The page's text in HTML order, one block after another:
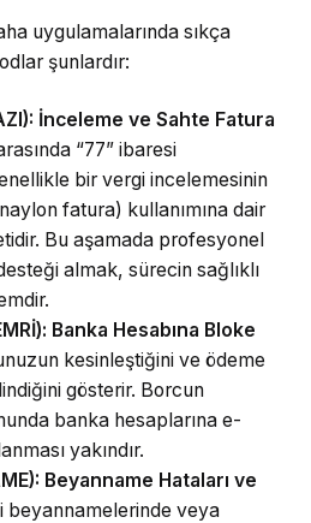
uygulamalarında sıkça
şunlardır:
İnceleme ve Sahte Fatura
“77” ibaresi
bir vergi incelemesinin
fatura) kullanımına dair
Bu aşamada profesyonel
almak, sürecin sağlıklı
Banka Hesabına Bloke
kesinleştiğini ve ödeme
gösterir. Borcun
banka hesaplarına e-
yakındır.
Beyanname Hataları ve
beyannamelerinde veya